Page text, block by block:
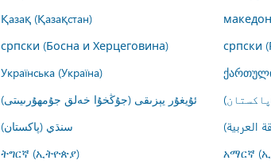
Қазақ (Қазақстан)
српски (Босна и Херцеговина)
српски
Українська (Україна)
ئۇيغۇر يېزىقى (جۇڭخۇا خەلق جۇمھۇرىيىتى)
سنڌي (پاکستان)
العربية)
ትግርኛ (ኢትዮጵያ) አማርኛ